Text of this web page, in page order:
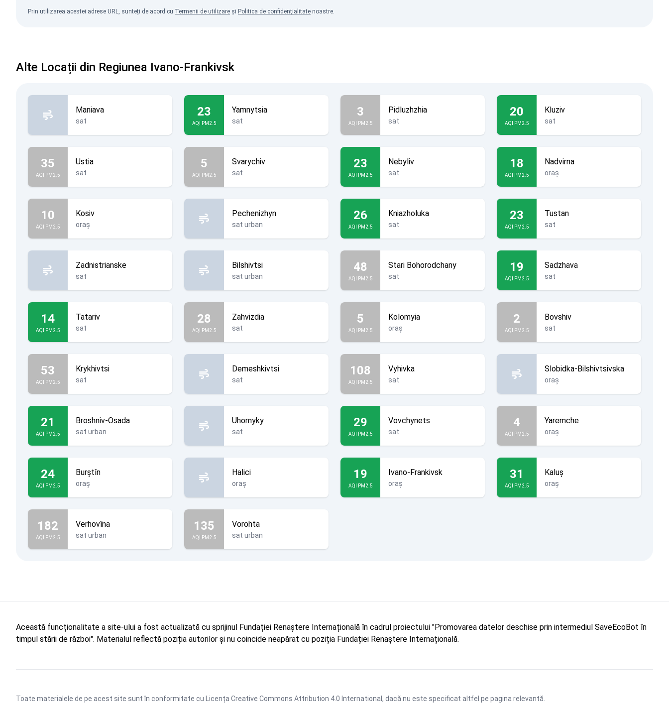
Prin utilizarea acestei adrese URL, sunteți de acord cu Termenii de utilizare și Politica de confidențialitate noastre.
Alte Locații din Regiunea Ivano-Frankivsk
Maniava
sat
23
AQI PM2.5
Yamnytsia
sat
3
AQI PM2.5
Pidluzhzhia
sat
20
AQI PM2.5
Kluziv
sat
35
AQI PM2.5
Ustia
sat
5
AQI PM2.5
Svarychiv
sat
23
AQI PM2.5
Nebyliv
sat
18
AQI PM2.5
Nadvirna
oraș
10
AQI PM2.5
Kosiv
oraș
Pechenizhyn
sat urban
26
AQI PM2.5
Kniazholuka
sat
23
AQI PM2.5
Tustan
sat
Zadnistrianske
sat
Bilshivtsi
sat urban
48
AQI PM2.5
Stari Bohorodchany
sat
19
AQI PM2.5
Sadzhava
sat
14
AQI PM2.5
Tatariv
sat
28
AQI PM2.5
Zahvizdia
sat
5
AQI PM2.5
Kolomyia
oraș
2
AQI PM2.5
Bovshiv
sat
53
AQI PM2.5
Krykhivtsi
sat
Demeshkivtsi
sat
108
AQI PM2.5
Vyhivka
sat
Slobidka-Bilshivtsivska
oraș
21
AQI PM2.5
Broshniv-Osada
sat urban
Uhornyky
sat
29
AQI PM2.5
Vovchynets
sat
4
AQI PM2.5
Yaremche
oraș
24
AQI PM2.5
Burștîn
oraș
Halici
oraș
19
AQI PM2.5
Ivano-Frankivsk
oraș
31
AQI PM2.5
Kaluș
oraș
182
AQI PM2.5
Verhovîna
sat urban
135
AQI PM2.5
Vorohta
sat urban
Această funcționalitate a site-ului a fost actualizată cu sprijinul Fundației Renaștere Internațională în cadrul proiectului "Promovarea datelor deschise prin intermediul SaveEcoBot în
timpul stării de război". Materialul reflectă poziția autorilor și nu coincide neapărat cu poziția Fundației Renaștere Internațională.
Toate materialele de pe acest site sunt în conformitate cu Licența Creative Commons Attribution 4.0 International , dacă nu este specificat altfel pe pagina relevantă.